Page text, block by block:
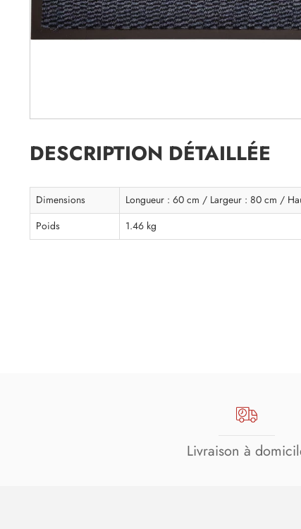
DESCRIPTION DÉTAILLÉE
Dimensions
Longueur : 60 cm / Largeur : 80 cm /
Poids
1.46 kg
Livraison à